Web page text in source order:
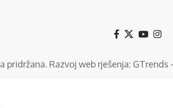
pridržana. Razvoj web rješenja: GTrends